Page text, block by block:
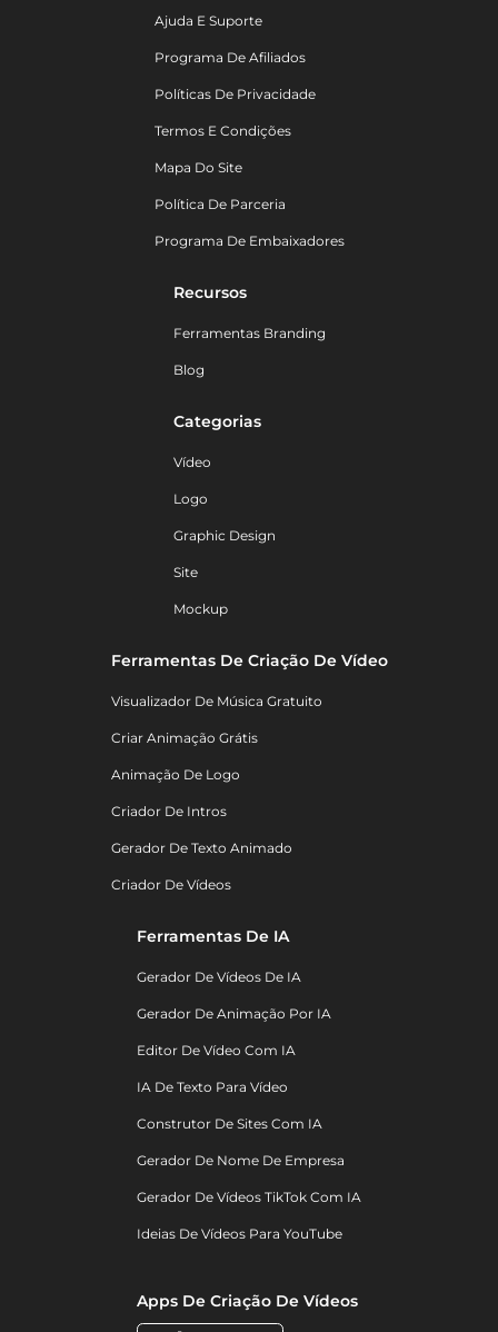
Ajuda E Suporte
Programa De Afiliados
Políticas De Privacidade
Termos E Condições
Mapa Do Site
Política De Parceria
Programa De Embaixadores
Recursos
Ferramentas Branding
Blog
Categorias
Vídeo
Logo
Graphic Design
Site
Mockup
Ferramentas De Criação De Vídeo
Visualizador De Música Gratuito
Criar Animação Grátis
Animação De Logo
Criador De Intros
Gerador De Texto Animado
Criador De Vídeos
Ferramentas De IA
Gerador De Vídeos De IA
Gerador De Animação Por IA
Editor De Vídeo Com IA
IA De Texto Para Vídeo
Construtor De Sites Com IA
Gerador De Nome De Empresa
Gerador De Vídeos TikTok Com IA
Ideias De Vídeos Para YouTube
Apps De Criação De Vídeos